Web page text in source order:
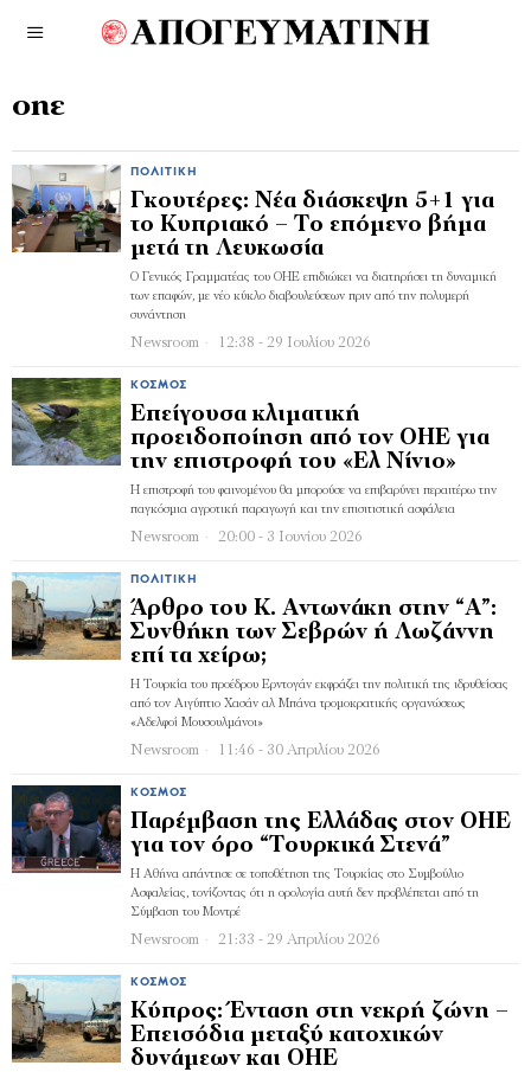
οηε
ΠΟΛΙΤΙΚΉ
Γκουτέρες: Νέα διάσκεψη 5+1 για
το Κυπριακό – Το επόμενο βήμα
μετά τη Λευκωσία
Ο Γενικός Γραμματέας του ΟΗΕ επιδιώκει να διατηρήσει τη δυναμική
των επαφών, με νέο κύκλο διαβουλεύσεων πριν από την πολυμερή
συνάντηση
Newsroom 12:38 - 29 Ιουλίου 2026
ΚΌΣΜΟΣ
Επείγουσα κλιματική
προειδοποίηση από τον ΟΗΕ για
την επιστροφή του «Ελ Νίνιο»
Η επιστροφή του φαινομένου θα μπορούσε να επιβαρύνει περαιτέρω την
παγκόσμια αγροτική παραγωγή και την επισιτιστική ασφάλεια
Newsroom 20:00 - 3 Ιουνίου 2026
ΠΟΛΙΤΙΚΉ
Άρθρο του Κ. Αντωνάκη στην “Α”:
Συνθήκη των Σεβρών ή Λωζάννη
επί τα χείρω;
Η Τουρκία του προέδρου Ερντογάν εκφράζει την πολιτική της ιδρυθείσας
από τον Αιγύπτιο Χασάν αλ Μπάνα τρομοκρατικής οργανώσεως
«Αδελφοί Μουσουλμάνοι»
Newsroom 11:46 - 30 Απριλίου 2026
ΚΌΣΜΟΣ
Παρέμβαση της Ελλάδας στον ΟΗΕ
για τον όρο “Τουρκικά Στενά”
Η Αθήνα απάντησε σε τοποθέτηση της Τουρκίας στο Συμβούλιο
Ασφαλείας, τονίζοντας ότι η ορολογία αυτή δεν προβλέπεται από τη
Σύμβαση του Μοντρέ
Newsroom 21:33 - 29 Απριλίου 2026
ΚΌΣΜΟΣ
Κύπρος: Ένταση στη νεκρή ζώνη –
Επεισόδια μεταξύ κατοχικών
δυνάμεων και ΟΗΕ